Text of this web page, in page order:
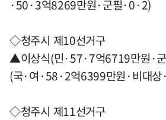
·50·3억8269만원·군필·0·2)
◇청주시 제10선거구
▲이상식(민·57·7억6719만원·
(국·여·58·2억6399만원·비대
◇청주시 제11선거구